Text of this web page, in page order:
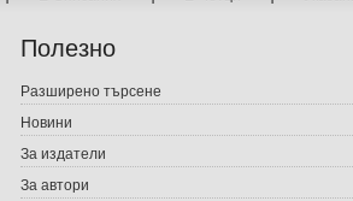
Полезно
Разширено търсене
Новини
За издатели
За автори